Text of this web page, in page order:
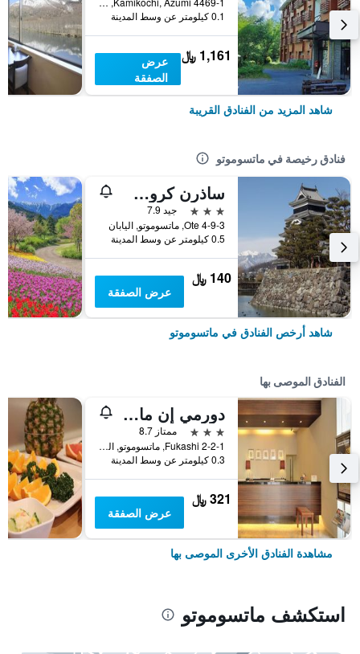
0.1 كيلومتر عن وسط المدينة
1,161 ﷼
عرض
الصفقة
شاهد المزيد من الفنادق القريبة
فنادق رخيصة في ماتسوموتو
ساذرن كروس إن ماتسوموتو
3 نجوم
جيد 7.9
4-9-3 Ote, ماتسوموتو, اليابان
0.5 كيلومتر عن وسط المدينة
140 ﷼
عرض الصفقة
شاهد أرخص الفنادق في ماتسوموتو
الفنادق الموصى بها
دورمي إن ماتسوموتو ناتشورال هوت سبرينج
3 نجوم
ممتاز 8.7
2-2-1 Fukashi, ماتسوموتو, اليابان
0.3 كيلومتر عن وسط المدينة
321 ﷼
عرض الصفقة
مشاهدة الفنادق الأخرى الموصى بها
استكشف ماتسوموتو